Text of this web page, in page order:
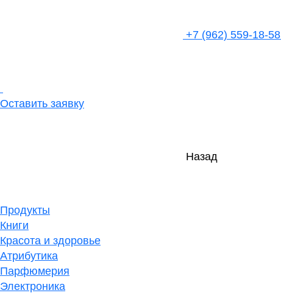
+7 (962) 559-18-58
Оставить заявку
Назад
Продукты
Книги
Красота и здоровье
Атрибутика
Парфюмерия
Электроника